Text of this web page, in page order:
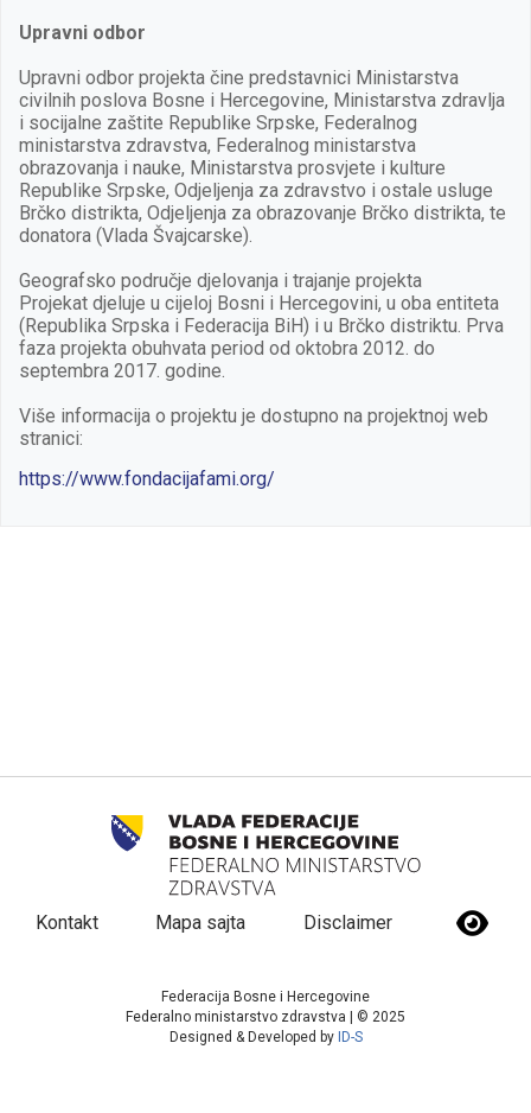
Upravni odbor
Upravni odbor projekta čine predstavnici Ministarstva
civilnih poslova Bosne i Hercegovine, Ministarstva zdravlja
i socijalne zaštite Republike Srpske, Federalnog
ministarstva zdravstva, Federalnog ministarstva
obrazovanja i nauke, Ministarstva prosvjete i kulture
Republike Srpske, Odjeljenja za zdravstvo i ostale usluge
Brčko distrikta, Odjeljenja za obrazovanje Brčko distrikta, te
donatora (Vlada Švajcarske).
Geografsko područje djelovanja i trajanje projekta
Projekat djeluje u cijeloj Bosni i Hercegovini, u oba entiteta
(Republika Srpska i Federacija BiH) i u Brčko distriktu. Prva
faza projekta obuhvata period od oktobra 2012. do
septembra 2017. godine.
Više informacija o projektu je dostupno na projektnoj web
stranici:
https://www.fondacijafami.org/
Kontakt Mapa sajta Disclaimer
Federacija Bosne i Hercegovine
Federalno ministarstvo zdravstva | © 2025
Designed & Developed by ID-S